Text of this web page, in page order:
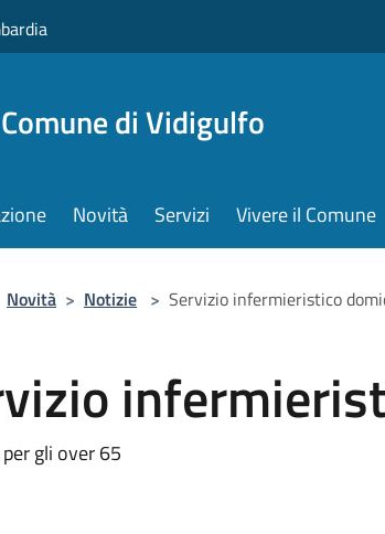
Comune di Vidigulfo
Novità Servizi Vivere il Comune
Novità > Notizie > Servizio infermieristico
gli over 65